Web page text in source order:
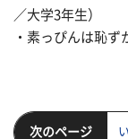
／大学3年生）
・素っぴんは恥ず
次のページ